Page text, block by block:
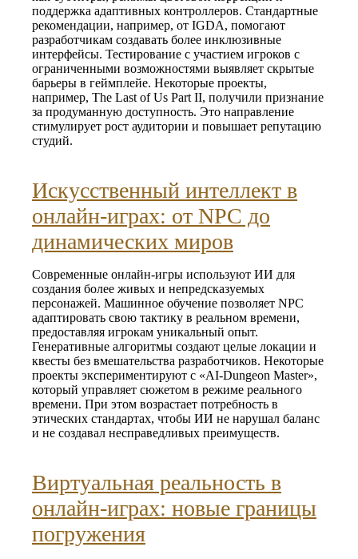
поддержка адаптивных контроллеров. Стандартные
рекомендации, например, от IGDA, помогают
разработчикам создавать более инклюзивные
интерфейсы. Тестирование с участием игроков с
ограниченными возможностями выявляет скрытые
барьеры в геймплейе. Некоторые проекты,
например, The Last of Us Part II, получили признание
за продуманную доступность. Это направление
стимулирует рост аудитории и повышает репутацию
студий.
Искусственный интеллект в
онлайн‑играх: от NPC до
динамических миров
Современные онлайн‑игры используют ИИ для
создания более живых и непредсказуемых
персонажей. Машинное обучение позволяет NPC
адаптировать свою тактику в реальном времени,
предоставляя игрокам уникальный опыт.
Генеративные алгоритмы создают целые локации и
квесты без вмешательства разработчиков. Некоторые
проекты экспериментируют с «AI‑Dungeon Master»,
который управляет сюжетом в режиме реального
времени. При этом возрастает потребность в
этических стандартах, чтобы ИИ не нарушал баланс
и не создавал несправедливых преимуществ.
Виртуальная реальность в
онлайн‑играх: новые границы
погружения